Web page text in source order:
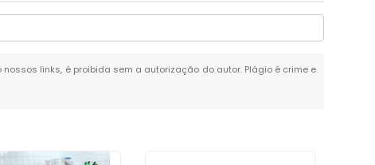
links, é proibida sem a autorização do autor. Plágio é crime e